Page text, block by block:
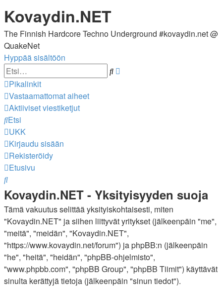
Kovaydin.NET
The Finnish Hardcore Techno Underground #kovaydin.net @
QuakeNet
Hyppää sisältöön
Etsi
Pikalinkit
Vastaamattomat aiheet
Aktiiviset viestiketjut
Etsi
UKK
Kirjaudu sisään
Rekisteröidy
Etusivu
Etsi
Kovaydin.NET - Yksityisyyden suoja
Tämä vakuutus selittää yksityiskohtaisesti, miten
"Kovaydin.NET" ja siihen liittyvät yritykset (jälkeenpäin "me",
"meitä", "meidän", "Kovaydin.NET",
"https://www.kovaydin.net/forum") ja phpBB:n (jälkeenpäin
"he", "heitä", "heidän", "phpBB-ohjelmisto",
"www.phpbb.com", "phpBB Group", "phpBB Tiimit") käyttävät
sinulta kerättyjä tietoja (jälkeenpäin "sinun tiedot").